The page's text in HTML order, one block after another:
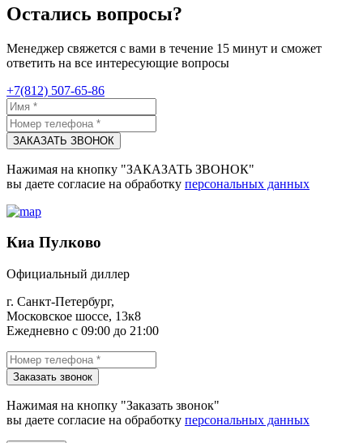
Остались вопросы?
Менеджер свяжется с вами в течение 15 минут и сможет
ответить на все интересующие вопросы
+7(812) 507-65-86
ЗАКАЗАТЬ ЗВОНОК
Нажимая на кнопку "ЗАКАЗАТЬ ЗВОНОК"
вы даете согласие на обработку персональных данных
Киа Пулково
Официальный диллер
г. Санкт-Петербург,
Московское шоссе, 13к8
Ежедневно с 09:00 до 21:00
Заказать звонок
Нажимая на кнопку "Заказать звонок"
вы даете согласие на обработку персональных данных